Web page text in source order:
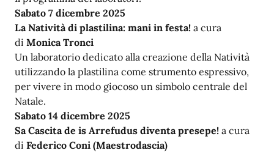
Sabato 7 dicembre 2025
La Natività di plastilina: mani in festa! a cura
di Monica Tronci
Un laboratorio dedicato alla creazione della Natività
utilizzando la plastilina come strumento espressivo,
per vivere in modo giocoso un simbolo centrale del
Natale.
Sabato 14 dicembre 2025
Sa Cascita de is Arrefudus diventa presepe! a cura
di Federico Coni (Maestrodascia)